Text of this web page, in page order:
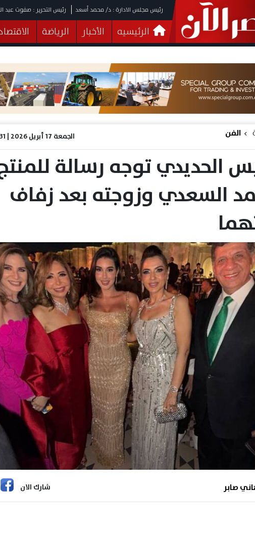
رئيس مجلس الادارة : د/ محمد أسعد رئيس التحرير : صفوت عبد
الرئيسيه الأخبار الرياضة
فيديوهات
البرلمان صحة الثقافة
الجمعة 17 أبريل 2026 | 08:31 م الفن
الحديدي توجه رسالة
السعدي وزوجته بعد زفاف
شارك الان صابر